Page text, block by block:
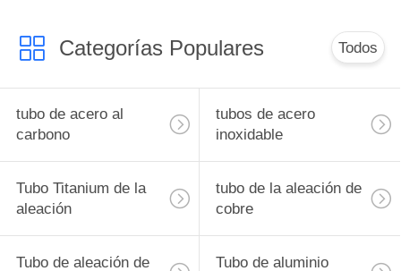
Categorías Populares Todos
tubo de acero al
carbono
tubos de acero
inoxidable
Tubo Titanium de la
aleación
tubo de la aleación de
cobre
Tubo de aleación de Tubo de aluminio